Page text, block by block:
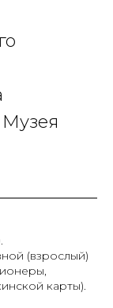
(взрослый)
карты).